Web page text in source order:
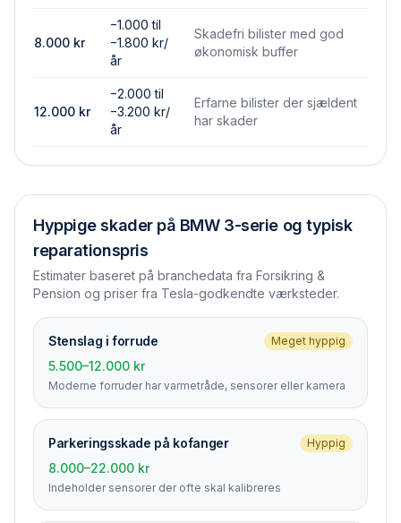
8.000 kr
−1.000 til
−1.800 kr/
år
Skadefri bilister med god
økonomisk buffer
12.000 kr
−2.000 til
−3.200 kr/
år
Erfarne bilister der sjældent
har skader
Hyppige skader på BMW 3-serieog typisk
reparationspris
Estimater baseret på branchedata fra Forsikring &
Pension og priser fra Tesla-godkendte værksteder.
Stenslag i forrude Meget hyppig
5.500–12.000 kr
Moderne forruder har varmetråde, sensorer eller kamera
Parkerings­skade på kofanger Hyppig
8.000–22.000 kr
Indeholder sensorer der ofte skal kalibreres